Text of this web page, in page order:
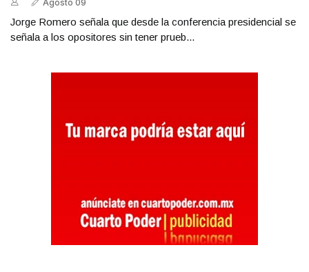
Agosto 09
Jorge Romero señala que desde la conferencia presidencial se
señala a los opositores sin tener prueb...